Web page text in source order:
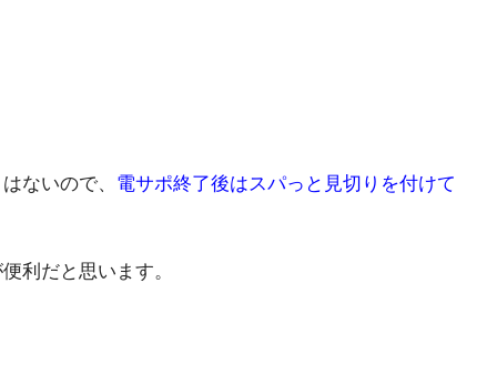
ないので、 電サポ終了後はスパっと見切りを付けて
利だと思います。